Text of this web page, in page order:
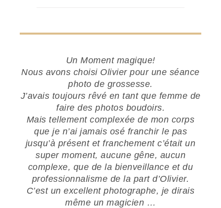
Un Moment magique!
Nous avons choisi Olivier pour une séance
photo de grossesse.
J’avais toujours rêvé en tant que femme de
faire des photos boudoirs.
Mais tellement complexée de mon corps
que je n’ai jamais osé franchir le pas
jusqu’à présent et franchement c’était un
super moment, aucune gêne, aucun
complexe, que de la bienveillance et du
professionnalisme de la part d’Olivier.
C’est un excellent photographe, je dirais
même un magicien …